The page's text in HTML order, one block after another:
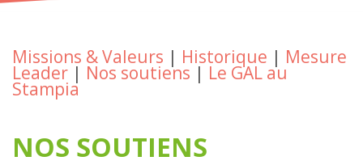
Missions & Valeurs | Historique | Mesure
Leader | Nos soutiens | Le GAL au
Stampia
NOS SOUTIENS